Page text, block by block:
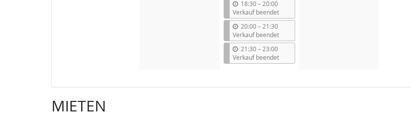
18:30–b
i
s
20:00
Verkauf beendet
20:00–b
i
s
21:30
Verkauf beendet
21:30–b
i
s
23:00
Verkauf beendet
MIETEN